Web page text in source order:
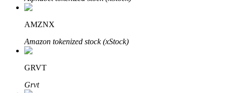
AMZNX
Amazon tokenized stock (xStock)
GRVT
Grvt